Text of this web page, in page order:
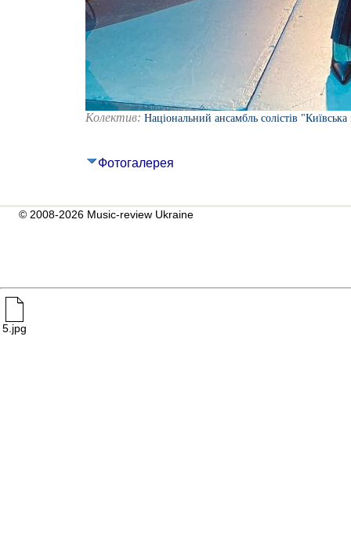
Колектив: Національний ансамбль солістів "Київська
Фотогалерея
© 2008-2026 Music-review Ukraine
5.jpg